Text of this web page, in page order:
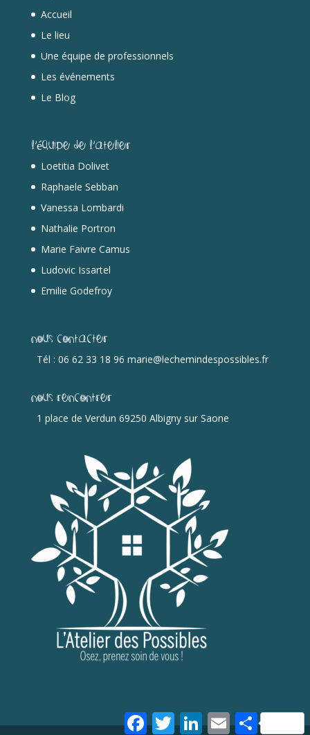
Accueil
Le lieu
Une équipe de professionnels
Les événements
Le Blog
L’équipe de l’Atelier
Loetitia Dolivet
Raphaele Sebban
Vanessa Lombardi
Nathalie Portron
Marie Faivre Camus
Ludovic Issartel
Emilie Godefroy
Nous contacter
Tél : 06 62 33 18 96 marie@lechemindespossibles.fr
Nous rencontrer
1 place de Verdun 69250 Albigny sur Saone
FacebookTwitter LinkedInEmail Partager